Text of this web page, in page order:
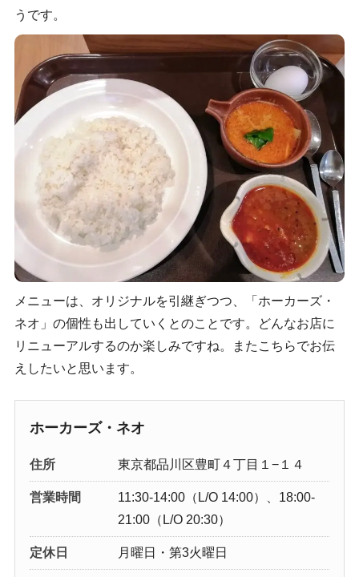
うです。
メニューは、オリジナルを引継ぎつつ、「ホーカーズ・
ネオ」の個性も出していくとのことです。どんなお店に
リニューアルするのか楽しみですね。またこちらでお伝
えしたいと思います。
ホーカーズ・ネオ
住所 東京都品川区豊町４丁目１−１４
営業時間
11:30-14:00（L/O 14:00）、18:00-
21:00（L/O 20:30）
定休日 月曜日・第3火曜日